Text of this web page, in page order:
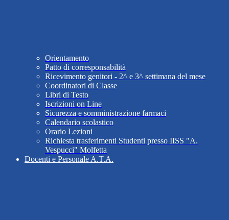
Orientamento
Patto di corresponsabilità
Ricevimento genitori - 2^ e 3^ settimana del mese
Coordinatori di Classe
Libri di Testo
Iscrizioni on Line
Sicurezza e somministrazione farmaci
Calendario scolastico
Orario Lezioni
Richiesta trasferimenti Studenti presso IISS "A.
Vespucci" Molfetta
Docenti e Personale A.T.A.